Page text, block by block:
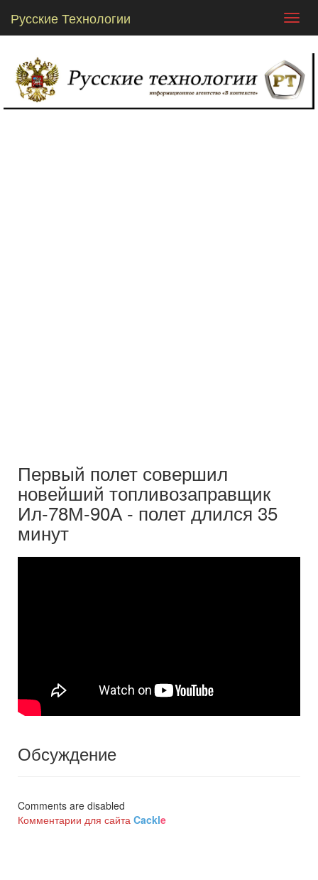
Русские Технологии
Первый полет совершил
новейший топливозаправщик
Ил-78М-90А - полет длился 35
минут
Обсуждение
Comments are disabled
Комментарии для сайта Cackle